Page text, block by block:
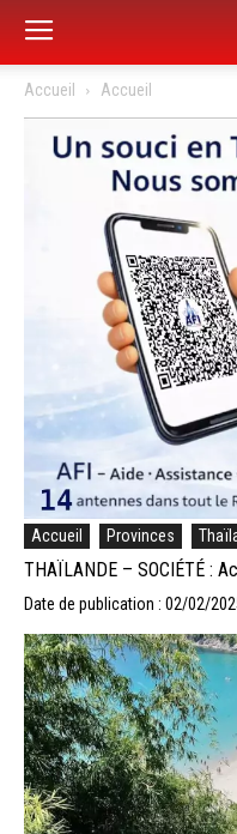
Accueil Accueil
Accueil Provinces
THAÏLANDE – SOCIÉTÉ :
Date de publication : 02/02/